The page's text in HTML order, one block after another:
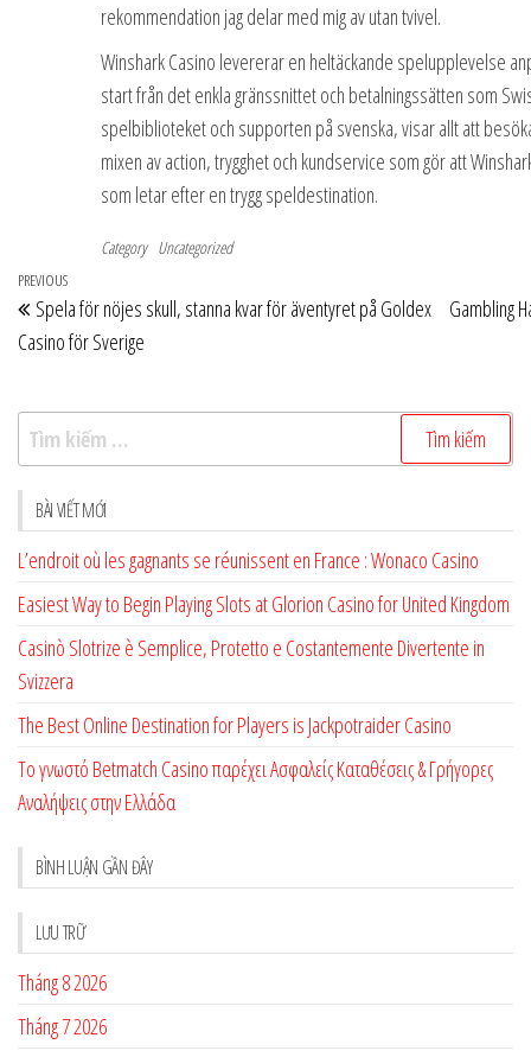
rekommendation jag delar med mig av utan tvivel.
Winshark Casino levererar en heltäckande spelupplevelse
start från det enkla gränssnittet och betalningssätten som
spelbiblioteket och supporten på svenska, visar allt att
mixen av action, trygghet och kundservice som gör att
som letar efter en trygg speldestination.
Category Uncategorized
Điều
hướng
bài
viết
Previous
Post
PREVIOUS
Spela för nöjes skull, stanna kvar för äventyret på Goldex
Casino för Sverige
Gambling
Tìm
kiếm
cho:
BÀI VIẾT MỚI
L’endroit où les gagnants se réunissent en France : Wonaco Casino
Easiest Way to Begin Playing Slots at Glorion Casino for United Kingdom
Casinò Slotrize è Semplice, Protetto e Costantemente Divertente in
Svizzera
The Best Online Destination for Players is Jackpotraider Casino
Το γνωστό Betmatch Casino παρέχει Ασφαλείς Καταθέσεις & Γρήγορες
Αναλήψεις στην Ελλάδα
BÌNH LUẬN GẦN ĐÂY
LƯU TRỮ
Tháng 8 2026
Tháng 7 2026